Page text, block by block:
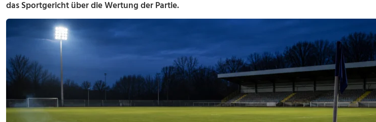
das Sportgericht über die Wertung der Partie.